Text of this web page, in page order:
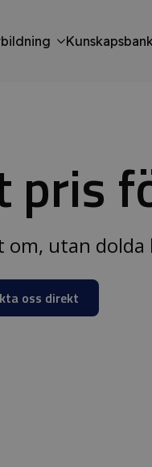
pris
om, utan dolda
oss direkt